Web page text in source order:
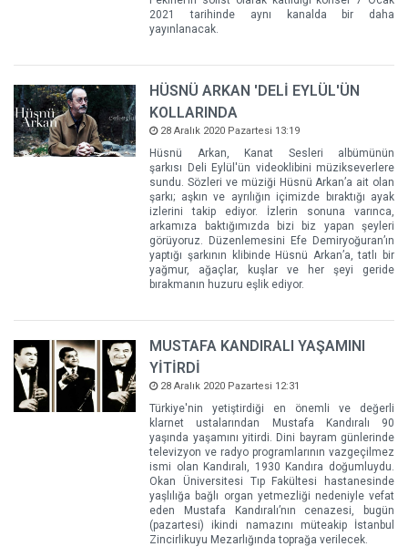
2021 tarihinde aynı kanalda bir daha
yayınlanacak.
HÜSNÜ ARKAN 'DELİ EYLÜL'ÜN
KOLLARINDA
28 Aralık 2020 Pazartesi 13:19
Hüsnü Arkan, Kanat Sesleri albümünün
şarkısı Deli Eylül'ün videoklibini müzikseverlere
sundu. Sözleri ve müziği Hüsnü Arkan’a ait olan
şarkı; aşkın ve ayrılığın içimizde bıraktığı ayak
izlerini takip ediyor. İzlerin sonuna varınca,
arkamıza baktığımızda bizi biz yapan şeyleri
görüyoruz. Düzenlemesini Efe Demiryoğuran’ın
yaptığı şarkının klibinde Hüsnü Arkan’a, tatlı bir
yağmur, ağaçlar, kuşlar ve her şeyi geride
bırakmanın huzuru eşlik ediyor.
MUSTAFA KANDIRALI YAŞAMINI
YİTİRDİ
28 Aralık 2020 Pazartesi 12:31
Türkiye'nin yetiştirdiği en önemli ve değerli
klarnet ustalarından Mustafa Kandıralı 90
yaşında yaşamını yitirdi. Dini bayram günlerinde
televizyon ve radyo programlarının vazgeçilmez
ismi olan Kandıralı, 1930 Kandıra doğumluydu.
Okan Üniversitesi Tıp Fakültesi hastanesinde
yaşlılığa bağlı organ yetmezliği nedeniyle vefat
eden Mustafa Kandıralı’nın cenazesi, bugün
(pazartesi) ikindi namazını müteakip İstanbul
Zincirlikuyu Mezarlığında toprağa verilecek.